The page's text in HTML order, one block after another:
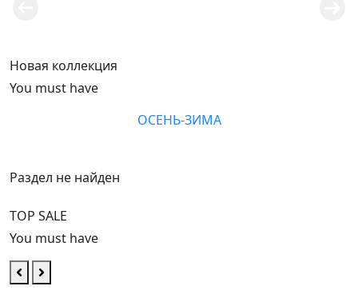
Новая коллекция
You must have
ОСЕНЬ-ЗИМА
Раздел не найден
TOP SALE
You must have